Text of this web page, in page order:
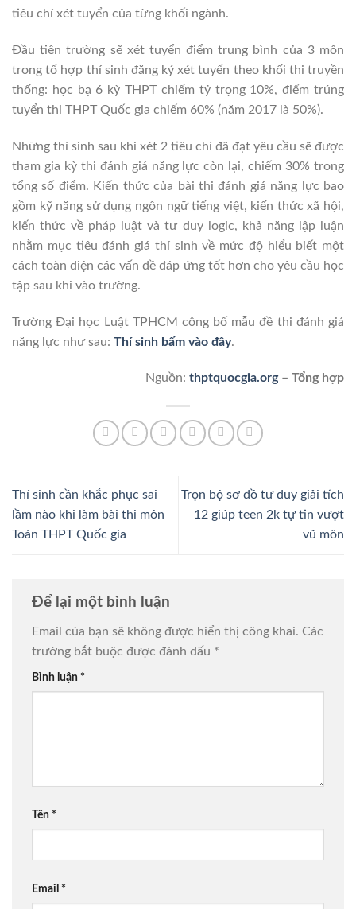
tiêu chí xét tuyển của từng khối ngành.
Đầu tiên trường sẽ xét tuyển điểm trung bình của 3 môn
trong tổ hợp thí sinh đăng ký xét tuyển theo khối thi truyền
thống: học bạ 6 kỳ THPT chiếm tỷ trọng 10%, điểm trúng
tuyển thi THPT Quốc gia chiếm 60% (năm 2017 là 50%).
Những thí sinh sau khi xét 2 tiêu chí đã đạt yêu cầu sẽ được
tham gia kỳ thi đánh giá năng lực còn lại, chiếm 30% trong
tổng số điểm. Kiến thức của bài thi đánh giá năng lực bao
gồm kỹ năng sử dụng ngôn ngữ tiếng việt, kiến thức xã hội,
kiến thức về pháp luật và tư duy logic, khả năng lập luận
nhằm mục tiêu đánh giá thí sinh về mức độ hiểu biết một
cách toàn diện các vấn đề đáp ứng tốt hơn cho yêu cầu học
tập sau khi vào trường.
Trường Đại học Luật TPHCM công bố mẫu đề thi đánh giá
năng lực như sau: Thí sinh bấm vào đây.
Nguồn: thptquocgia.org– Tổng hợp
Thí sinh cần khắc phục sai
lầm nào khi làm bài thi môn
Toán THPT Quốc gia
Trọn bộ sơ đồ tư duy giải tích
12 giúp teen 2k tự tin vượt
vũ môn
Để lại một bình luận
Email của bạn sẽ không được hiển thị công khai. Các
trường bắt buộc được đánh dấu *
Bình luận *
Tên *
Email *